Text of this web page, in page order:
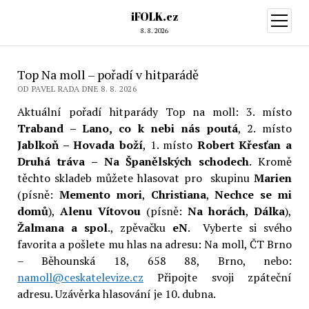
iFOLK.cz
8. 8. 2026
otevřít
menu
Top Na moll – pořadí v hitparádě
OD PAVEL RADA DNE 8. 8. 2026
Aktuální pořadí hitparády Top na moll: 3. místo
Traband – Lano, co k nebi nás poutá, 2. místo
Jablkoň – Hovada boží, 1. místo Robert Křesťan a
Druhá tráva – Na Španělských schodech. Kromě
těchto skladeb můžete hlasovat pro skupinuMarien
(písně: Memento mori, Christiana,Nechce se mi
domů), Alenu Vítovou(písně:Na horách,Dálka),
Žalmana a spol., zpěvačku eN. Vyberte si svého
favorita a pošlete mu hlas na adresu: Na moll, ČT Brno
– Běhounská 18, 658 88, Brno, nebo:
namoll@ceskatelevize.cz Připojte svoji zpáteční
adresu. Uzávěrka hlasování je 10. dubna.